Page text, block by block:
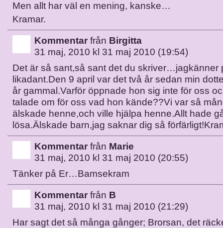
Men allt har väl en mening, kanske…
Kramar.
Kommentar från Birgitta
31 maj, 2010 kl 31 maj 2010 (19:54)
Det är så sant,så sant det du skriver…jagkänner
likadant.Den 9 april var det två år sedan min
år gammal.Varför öppnade hon sig inte för oss
talade om för oss vad hon kände??Vi var så
älskade henne,och ville hjälpa henne.Allt hade
lösa.Älskade barn,jag saknar dig så
Kommentar från Marie
31 maj, 2010 kl 31 maj 2010 (20:55)
Tänker på Er…Bamsekram
Kommentar från B
31 maj, 2010 kl 31 maj 2010 (21:29)
Har sagt det så många gånger; Brorsan, det